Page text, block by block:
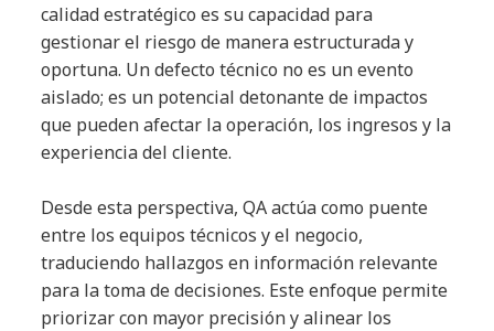
calidad estratégico es su capacidad para
gestionar el riesgo de manera estructurada y
oportuna. Un defecto técnico no es un evento
aislado; es un potencial detonante de impactos
que pueden afectar la operación, los ingresos y la
experiencia del cliente.
Desde esta perspectiva, QA actúa como puente
entre los equipos técnicos y el negocio,
traduciendo hallazgos en información relevante
para la toma de decisiones. Este enfoque permite
priorizar con mayor precisión y alinear los